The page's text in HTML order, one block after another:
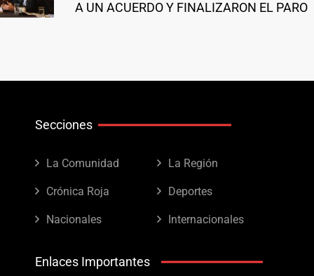
A UN ACUERDO Y FINALIZARON EL PARO
Secciones
La Comunidad La Región
Crónica Roja Deportes
Nacionales Internacionales
Enlaces Importantes